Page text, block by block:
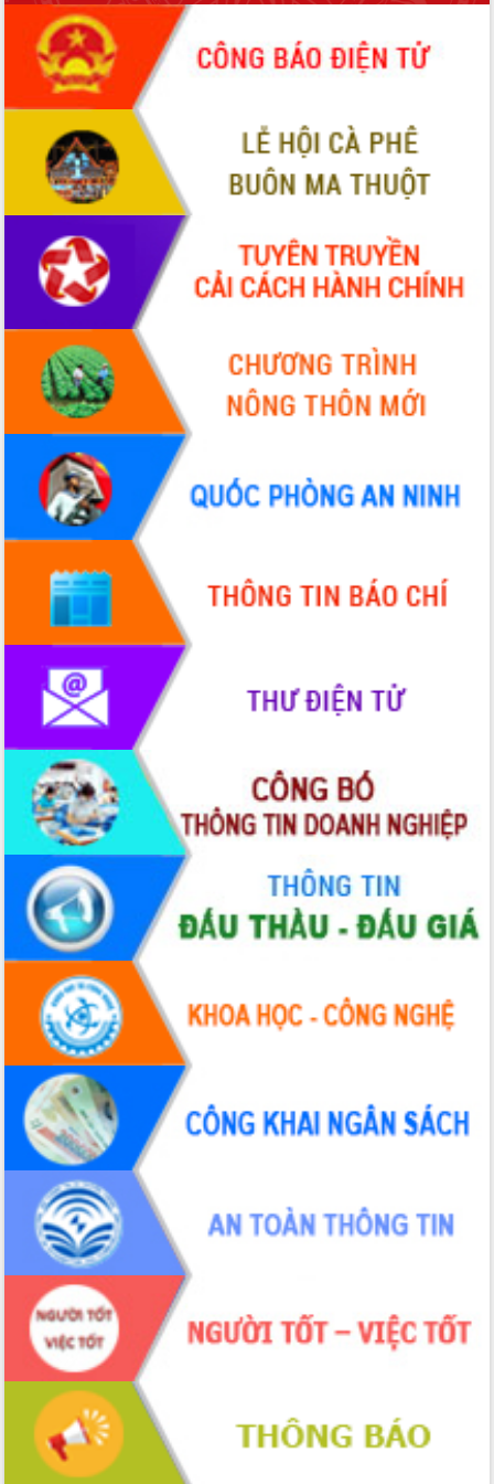
Khơi thông điểm nghẽn, đẩy nhanh
giải ngân vốn khắc phục thiên tai
HĐND tỉnh thông qua điều chỉnh Quy
hoạch tỉnh thời kỳ 2021-2030
Hội thảo góp ý hồ sơ điều chỉnh quy
hoạch tỉnh Đắk Lắk thời kỳ 2021-2030,
tầm nhìn đến năm 2050
Nâng cao hiệu quả hoạt động của các
doanh nghiệp nhà nước
Hội nghị triển khai kết nối mạng
truyền số liệu chuyên dùng phục vụ cơ
quan Đảng, Nhà nước
Lễ phát động chuỗi hoạt động chung
tay làm sạch môi trường
Xã Ea Kar bước chuyển mình trong
công tác cải cách hành chính mô hình
mới
UBND tỉnh họp báo định kỳ tháng 4
năm 2026
Hội thảo khoa học “Giải pháp thúc đẩy
phát triển nền kinh tế xanh tại tỉnh
Tăng cường giám sát, đôn đốc thực
hiện nhiệm vụ quản lý tài sản công
hàng tuần
Tháo gỡ những vướng mắc, đẩy mạnh
công tác cải cách thủ tục hành chính
tại Trung tâm Phục vụ hành chính
công tỉnh
Đắk Lắk: Tôn vinh 46 giải pháp tại Hội
thi Sáng tạo Kỹ thuật 2024 - 2025
Đắk Lắk rà soát, điều chỉnh Đề án 190
về phát triển nuôi trồng thủy sản
Phó Chủ tịch UBND tỉnh Đắk Lắk
Trương Công Thái kiểm tra thực địa
Dự án cao tốc Khánh Hòa - Buôn Ma
Thuột
Định vị cà phê Việt Nam như một “di
sản sống” trong dòng chảy toàn cầu
Xây dựng nông thôn mới: Nâng cao đời
sống người dân từ những mô hình thiết
thực
Quyết liệt tháo gỡ vướng mắc, đẩy
nhanh tiến độ các dự án trọng điểm
trong Khu kinh tế Nam Phú Yên
Hòn Yến phát triển du lịch gắn với bảo
tồn biển
Lấy ý kiến điều chỉnh Quy hoạch tỉnh
Đắk Lắk thời kỳ 2021-2030, tầm nhìn
đến năm 2050
Phát động chiến dịch 30 ngày đêm
giải phóng mặt bằng Tuyến đường bộ
ven biển
Đắk Lắk nỗ lực thúc đẩy tăng trưởng
kinh tế từ 10% trở lên trong Quý
II/2026
Đắk Lắk ký kết thỏa thuận hợp tác về
chuyển đổi số giai đoạn 2026 – 2030
với Tập đoàn Bưu chính Viễn thông
Việt Nam